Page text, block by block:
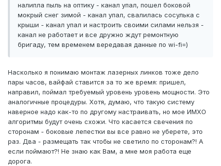
налипла пыль на оптику - канал упал, пошел боковой
мокрый снег зимой - канал упал, свалилась сосулька с
крыши - канал упал и настроить своими силами нельзя -
канал не работает и все дружно ждут ремонтную
бригаду, тем временем вередавая данные по wi-fi=)
Насколько я понимаю монтаж лазерных линков тоже дело
пары часов, вайфай ставится за то же время: пришел,
направил, поймал требуемый уровень уровень мощности. Это
аналогичные процедуры. Хотя, думаю, что такую систему
наверное надо как-то по другому настраивать, но мое ИМХО
алгоритмы будут очень схожи. Что касается свечения по
сторонам - боковые лепестки вы все равно не уберете, это
раз. Два - размещать так чтобы не светило по сторонам?! А
если поймают?! Не знаю как Вам, а мне моя работа еще
дорога.